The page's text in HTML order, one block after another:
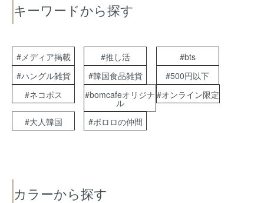
キーワードから探す
#メディア掲載 #推し活
#bts
#ハングル雑貨
#韓国食品雑貨
#500円以下
#ネコポス
#bomcafeオリジナ
ル
#オンライン限定
#大人韓国 #ポロロの仲間
カラーから探す